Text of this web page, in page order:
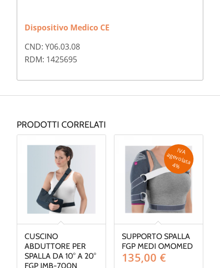
Dispositivo Medico CE
CND: Y06.03.08
RDM: 1425695
PRODOTTI CORRELATI
CUSCINO
ABDUTTORE PER
SPALLA DA 10° A 20°
FGP IMB-700N
SUPPORTO SPALLA
FGP MEDI OMOMED
135,00 €
IV
A
a
g
e
v
o
la
ta
4
%